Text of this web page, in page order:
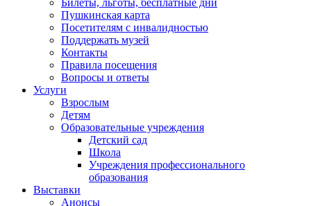
Билеты, льготы, бесплатные дни
Пушкинская карта
Посетителям с инвалидностью
Поддержать музей
Контакты
Правила посещения
Вопросы и ответы
Услуги
Взрослым
Детям
Образовательные учреждения
Детский сад
Школа
Учреждения профессионального
образования
Выставки
Анонсы